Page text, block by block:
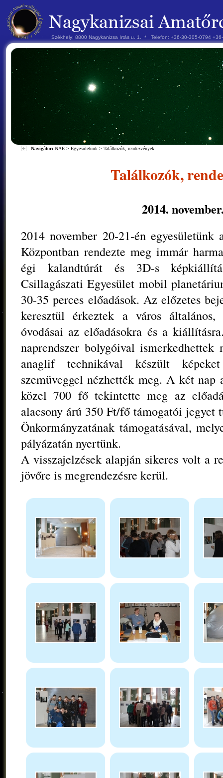
Székhely: 8800 Nagykanizsa Irtás u. 1. * Telefon: +36-30-305-0794
Navigátor: NAE > Egyesületünk > Találkozók, rendezvények
Találkozók,
2014.
2014 november 20-21-én egyesületünk
Központban rendezte meg immár
égi kalandtúrát és 3D-s
Csillagászati Egyesület mobil
30-35 perces előadások. Az előzetes
keresztül érkeztek a város általános,
óvodásai az előadásokra és a
naprendszer bolygóival
anaglif technikával készült
szemüveggel nézhették meg. A két
közel 700 fő tekintette meg az
alacsony árú 350 Ft/fő támogatói
Önkormányzatának támogatásával,
pályázatán nyertünk.
A visszajelzések alapján sikeres volt a
jövőre is megrendezésre kerül.